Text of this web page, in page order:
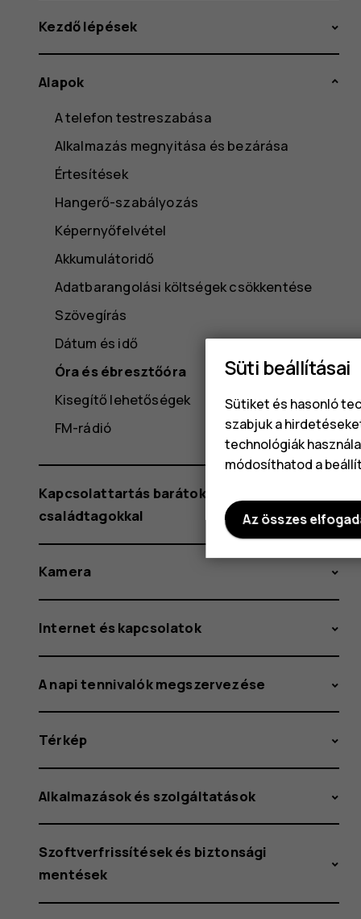
Kezdő lépések
Alapok
A telefon testreszabása
Alkalmazás megnyitása és bezárása
Értesítések
Hangerő-szabályozás
Képernyőfelvétel
Akkumulátoridő
Adatbarangolási költségek csökkentése
Szövegírás
Dátum és idő
Óra és ébresztőóra
Kisegítő lehetőségek
FM-rádió
Kapcsolattartás barátokkal és
családtagokkal
Kamera
Internet és kapcsolatok
A napi tennivalók megszervezése
Térkép
Alkalmazások és szolgáltatások
Szoftverfrissítések és biztonsági
mentések
Süti beállításai
Sütiket és hasonló
szabjuk a
technológiák
módosíthatod a
Az összes